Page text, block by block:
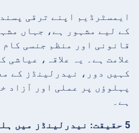
ایمسٹرڈیم اپنے ترقی
کے لیے مشہور ہے، جہاں
قانونی اور منظم جنسی
علامت ہے۔ یہ علاقہ،
کہیں دور، نیدرلینڈز کے
پہلوؤں پر عملی اور آزاد
ہے۔
5 حقیقت: نیدرلینڈز میں